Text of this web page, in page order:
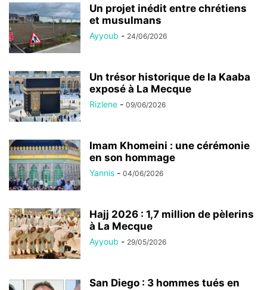
Un projet inédit entre chrétiens
et musulmans
Ayyoub - 24/06/2026
Un trésor historique de la Kaaba
exposé à La Mecque
Rizlene - 09/06/2026
Imam Khomeini : une cérémonie
en son hommage
Yannis - 04/06/2026
Hajj 2026 : 1,7 million de pèlerins
à La Mecque
Ayyoub - 29/05/2026
San Diego : 3 hommes tués en